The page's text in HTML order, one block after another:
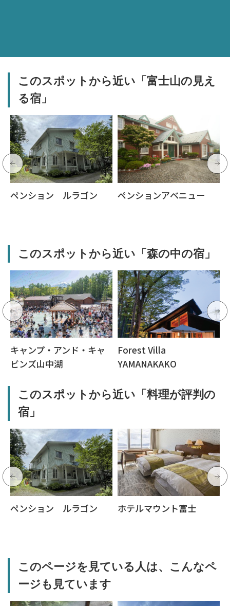
このスポットから近い「富士山の見え
る宿」
ペンション ルラゴン ペンションアベニュー
このスポットから近い「森の中の宿」
キャンプ・アンド・キャ
ビンズ山中湖
Forest Villa
YAMANAKAKO
このスポットから近い「料理が評判の
宿」
ペンション ルラゴン ホテルマウント富士
このページを見ている人は、こんなペ
ージも見ています